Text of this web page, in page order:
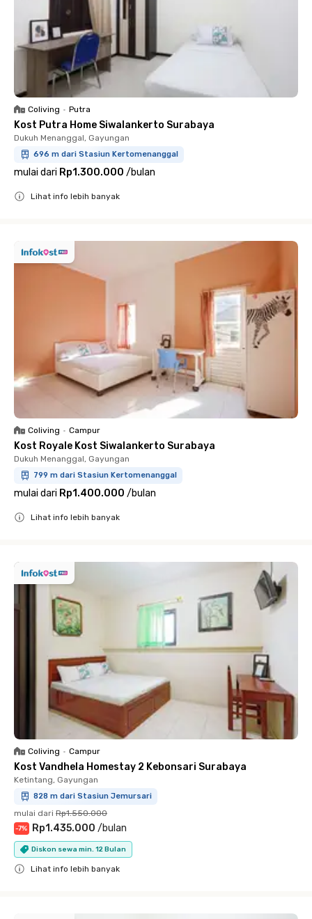
Coliving • Putra
Kost Putra Home Siwalankerto Surabaya
Dukuh Menanggal, Gayungan
696 m dari Stasiun Kertomenanggal
mulai dari Rp1.300.000 /bulan
Lihat info lebih banyak
Coliving • Campur
Kost Royale Kost Siwalankerto Surabaya
Dukuh Menanggal, Gayungan
799 m dari Stasiun Kertomenanggal
mulai dari Rp1.400.000 /bulan
Lihat info lebih banyak
Coliving • Campur
Kost Vandhela Homestay 2 Kebonsari Surabaya
Ketintang, Gayungan
828 m dari Stasiun Jemursari
mulai dari Rp1.550.000
-7% Rp1.435.000 /bulan
Diskon sewa min. 12 Bulan
Lihat info lebih banyak